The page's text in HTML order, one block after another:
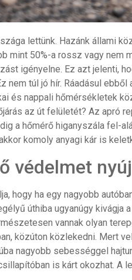
lettünk. Hazánk állami
mint 50%-a rossz vagy nem
igényelne. Ez azt jelenti,
nem túl jó hír. Ráadásul
és nappali hőmérsékletek
az út felületét? Az apró
a hőmérő higanyszála fel-
komoly anyagi kár is
védelmet
hogy ha egy nagyobb
úthiba ugyanúgy kivágja
vannak olyan
közúton közlekedni. Mert
nagyobb sebességgel
is kárt okozhat. A